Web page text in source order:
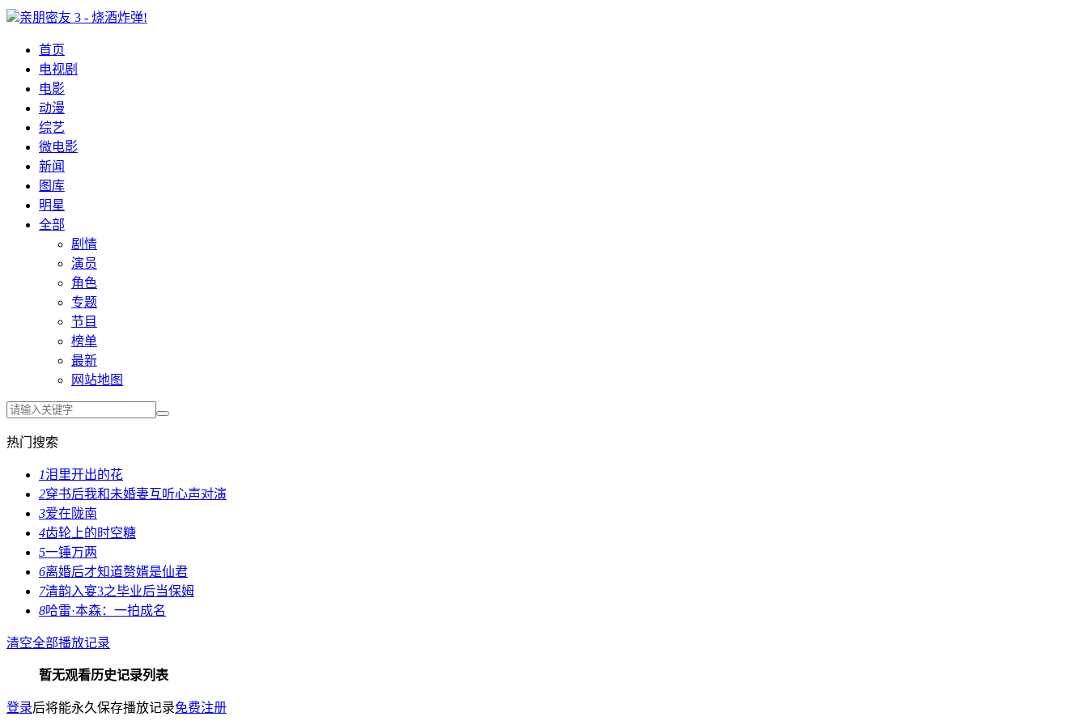
亲朋密友 3 - 烧酒炸弹!
首页
电视剧
电影
动漫
综艺
微电影
新闻
图库
明星
全部
剧情
演员
角色
专题
节目
榜单
最新
网站地图
热门搜索
1泪里开出的花
2穿书后我和未婚妻互听心声对演
3爱在陇南
4齿轮上的时空糖
5一锤万两
6离婚后才知道赘婿是仙君
7清韵入宴3之毕业后当保姆
8哈雷·本森：一拍成名
清空全部播放记录
暂无观看历史记录列表
登录后将能永久保存播放记录免费注册